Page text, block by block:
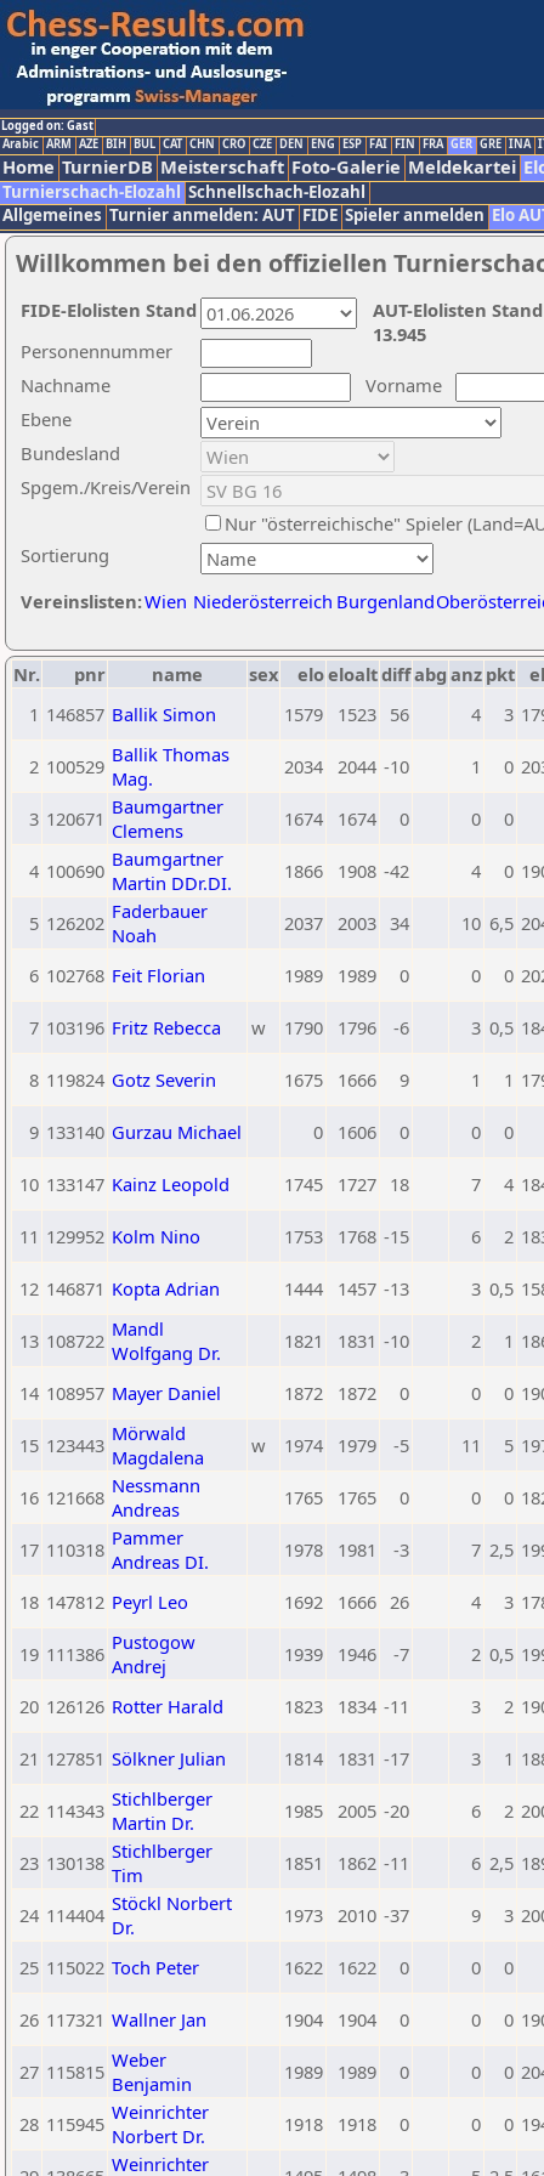
Logged on: Gast
Arabic ARM AZE BIH BUL CAT CHN CRO CZE DEN ENG ESP FAI FIN FRA GER GRE INA
Home TurnierDB Meisterschaft Foto-Galerie Meldekartei
Turnierschach-Elozahl Schnellschach-Elozahl
Allgemeines Turnier anmelden: AUT FIDE Spieler anmelden Elo
Willkommen bei den offiziellen
Nachname
Vorname
Ebene
Sortierung
Personennummer
Bundesland
Spgem./Kreis/Verein
Nur "österreichische" Spieler
Vereinslisten:Wien Niederösterreich Burgenland
AUT-Elolisten
13.945
FIDE-Elolisten Stand
Nr. pnr name sex eloeloaltdiffabg anz pkt
1 146857 Ballik Simon 1579 1523 56 4 3
2 100529 Ballik Thomas
Mag.
2034 2044 -10 1 0
3 120671 Baumgartner
Clemens
1674 1674 0 0 0
4 100690 Baumgartner
Martin DDr.DI.
1866 1908 -42 4 0
5 126202 Faderbauer
Noah
2037 2003 34 10 6,5
6 102768 Feit Florian 1989 1989 0 0 0
7 103196 Fritz Rebecca w 1790 1796 -6 3 0,5
8 119824 Gotz Severin 1675 1666 9 1 1
9 133140 Gurzau Michael 0 1606 0 0 0
10 133147 Kainz Leopold 1745 1727 18 7 4
11 129952 Kolm Nino 1753 1768 -15 6 2
12 146871 Kopta Adrian 1444 1457 -13 3 0,5
13 108722 Mandl
Wolfgang Dr.
1821 1831 -10 2 1
14 108957 Mayer Daniel 1872 1872 0 0 0
15 123443 Mörwald
Magdalena
w 1974 1979 -5 11 5
16 121668 Nessmann
Andreas
1765 1765 0 0 0
17 110318 Pammer
Andreas DI.
1978 1981 -3 7 2,5
18 147812 Peyrl Leo 1692 1666 26 4 3
19 111386 Pustogow
Andrej
1939 1946 -7 2 0,5
20 126126 Rotter Harald 1823 1834 -11 3 2
21 127851 Sölkner Julian 1814 1831 -17 3 1
22 114343 Stichlberger
Martin Dr.
1985 2005 -20 6 2
23 130138 Stichlberger
Tim
1851 1862 -11 6 2,5
24 114404 Stöckl Norbert
Dr.
1973 2010 -37 9 3
25 115022 Toch Peter 1622 1622 0 0 0
26 117321 Wallner Jan 1904 1904 0 0 0
27 115815 Weber
Benjamin
1989 1989 0 0 0
28 115945 Weinrichter
Norbert Dr.
1918 1918 0 0 0
Weinrichter